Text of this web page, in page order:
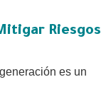
Riesgos
es un